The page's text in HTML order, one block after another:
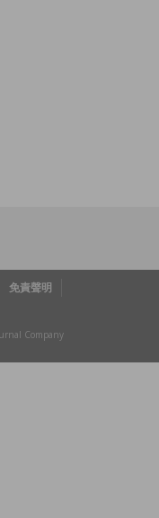
免責聲明
Company